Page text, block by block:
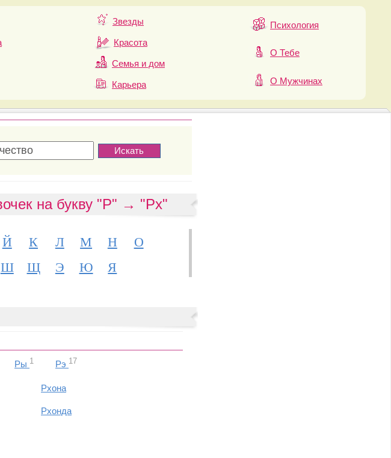
Звезды
Красота
Семья и дом
Карьера
Психология
О Тебе
О Мужчинах
на букву "Р" → "Рх"
Й К Л М Н
О
Ш Щ Э Ю Я
Ры 1 Рэ 17
Рхона
Рхонда